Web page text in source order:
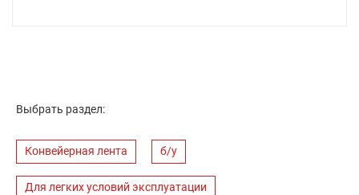
Выбрать раздел:
Конвейерная лента б/у
Для легких условий эксплуатации